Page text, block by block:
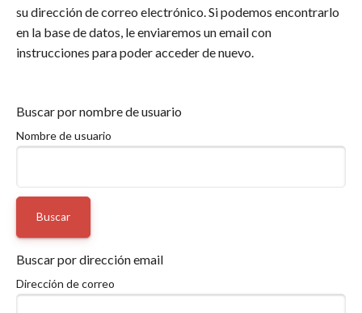
su dirección de correo electrónico. Si podemos encontrarlo
en la base de datos, le enviaremos un email con
instrucciones para poder acceder de nuevo.
Buscar por nombre de usuario
Nombre de usuario
Buscar por dirección email
Dirección de correo